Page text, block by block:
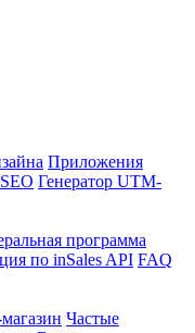
Приложения
Генератор UTM-
программа
по inSales API FAQ
Частые